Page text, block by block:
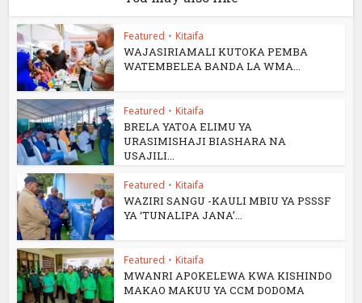
Featured • Kitaifa
WAJASIRIAMALI KUTOKA PEMBA
WATEMBELEA BANDA LA WMA...
Featured • Kitaifa
BRELA YATOA ELIMU YA
URASIMISHAJI BIASHARA NA
USAJILI...
Featured • Kitaifa
WAZIRI SANGU -KAULI MBIU YA PSSSF
YA ‘TUNALIPA JANA’...
Featured • Kitaifa
MWANRI APOKELEWA KWA KISHINDO
MAKAO MAKUU YA CCM DODOMA